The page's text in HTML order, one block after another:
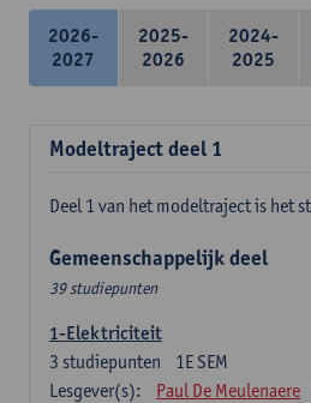
2026-
2027
2025-
2026
2024-
2025
Modeltraject deel 1
Deel 1 van het modeltraject is het
Gemeenschappelijk deel
39 studiepunten
1-Elektriciteit
1E SEM
3 studiepunten
Lesgever(s):
Paul De Meulenaere